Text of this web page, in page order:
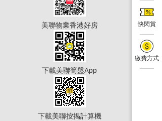
快閃賞
繳費方式
美聯物業香港好房
下載美聯筍盤App
下載美聯按揭計算機